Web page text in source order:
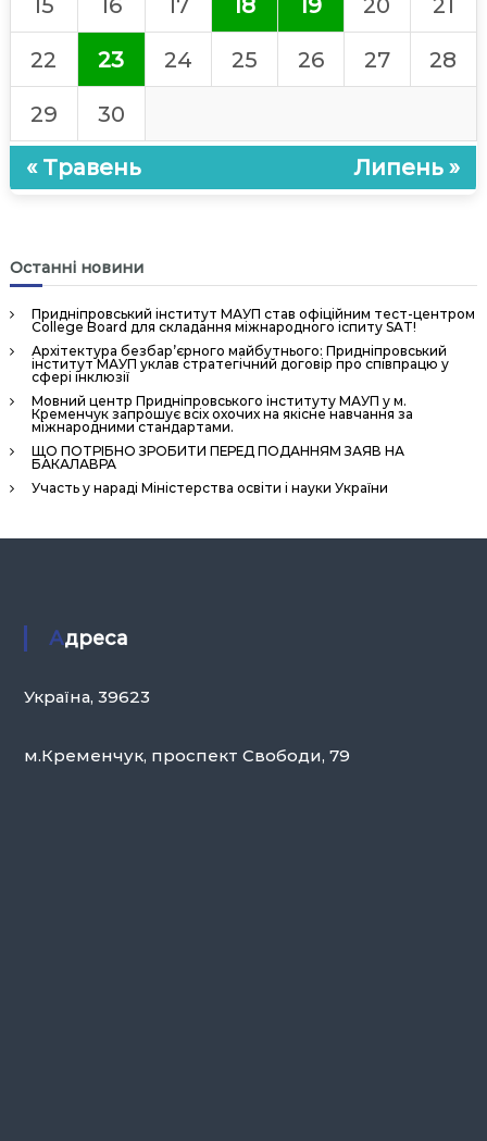
15 16 17 18 19 20 21
22 23 24 25 26 27 28
29 30
« Травень Липень »
Останні новини
Придніпровський інститут МАУП став офіційним тест-центром
College Board для складання міжнародного іспиту SAT!
Архітектура безбар’єрного майбутнього: Придніпровський
інститут МАУП уклав стратегічний договір про співпрацю у
сфері інклюзії
Мовний центр Придніпровського інституту МАУП у м.
Кременчук запрошує всіх охочих на якісне навчання за
міжнародними стандартами.
ЩО ПОТРІБНО ЗРОБИТИ ПЕРЕД ПОДАННЯМ ЗАЯВ НА
БАКАЛАВРА
Участь у нараді Міністерства освіти і науки України
Адреса
Україна, 39623
м.Кременчук, проспект Свободи, 79